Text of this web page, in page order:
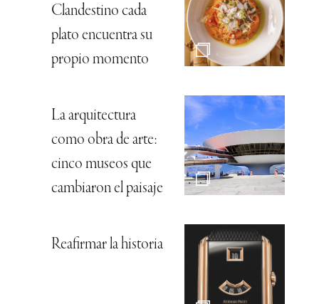
Clandestino cada
plato encuentra su
propio momento
La arquitectura
como obra de arte:
cinco museos que
cambiaron el paisaje
Reafirmar la historia